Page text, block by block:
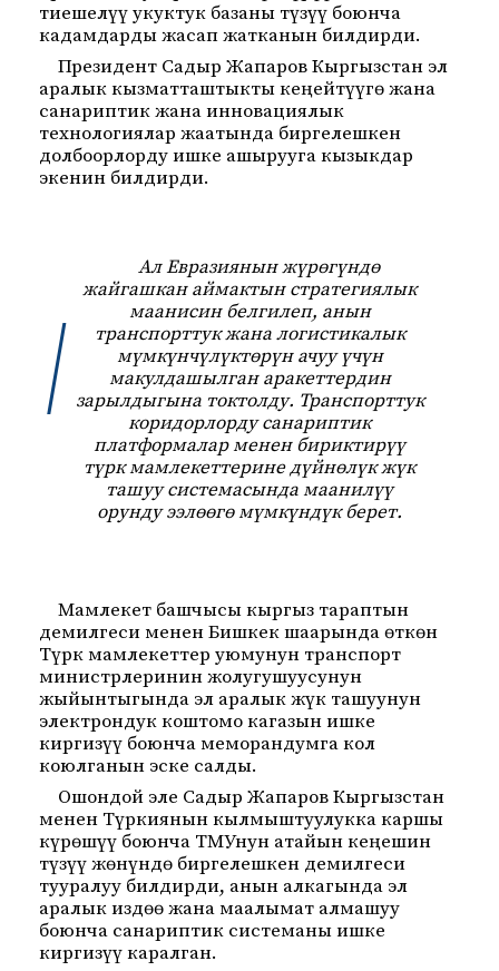
тиешелүү укуктук базаны түзүү боюнча
кадамдарды жасап жатканын билдирди.
Президент Садыр Жапаров Кыргызстан эл
аралык кызматташтыкты кеңейтүүгө жана
санариптик жана инновациялык
технологиялар жаатында биргелешкен
долбоорлорду ишке ашырууга кызыкдар
экенин билдирди.
Ал Евразиянын жүрөгүндө
жайгашкан аймактын стратегиялык
маанисин белгилеп, анын
транспорттук жана логистикалык
мүмкүнчүлүктөрүн ачуу үчүн
макулдашылган аракеттердин
зарылдыгына токтолду. Транспорттук
коридорлорду санариптик
платформалар менен бириктирүү
түрк мамлекеттерине дүйнөлүк жүк
ташуу системасында маанилүү
орунду ээлөөгө мүмкүндүк берет.
Мамлекет башчысы кыргыз тараптын
демилгеси менен Бишкек шаарында өткөн
Түрк мамлекеттер уюмунун транспорт
министрлеринин жолугушуусунун
жыйынтыгында эл аралык жүк ташуунун
электрондук коштомо кагазын ишке
киргизүү боюнча меморандумга кол
коюлганын эске салды.
Ошондой эле Садыр Жапаров Кыргызстан
менен Түркиянын кылмыштуулукка каршы
күрөшүү боюнча ТМУнун атайын кеңешин
түзүү жөнүндө биргелешкен демилгеси
тууралуу билдирди, анын алкагында эл
аралык издөө жана маалымат алмашуу
боюнча санариптик системаны ишке
киргизүү каралган.